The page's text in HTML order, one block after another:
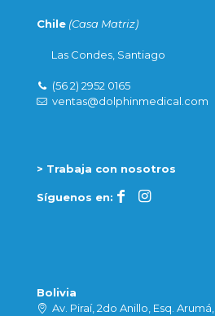
Chile (Casa Matriz)
Las Condes, Santiago
(56 2) 2952 0165
ventas@dolphinmedical.com
> Trabaja con nosotros
Síguenos en:
Bolivia
Av. Piraí, 2do Anillo, Esq. Arumá,